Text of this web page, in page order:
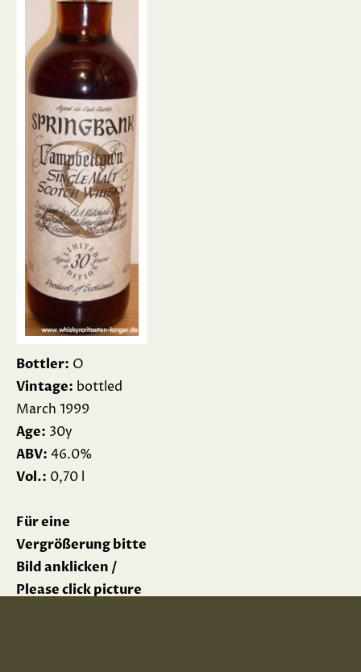
Bottler: O
Vintage: bottled
March 1999
Age: 30y
ABV: 46.0%
Vol.: 0,70 l
Für eine
Vergrößerung bitte
Bild anklicken /
Please click picture